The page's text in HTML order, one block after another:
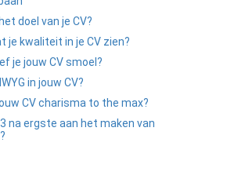
doel van je CV?
je kwaliteit in je CV zien?
je jouw CV smoel?
in jouw CV?
CV charisma to the max?
na ergste aan het maken van